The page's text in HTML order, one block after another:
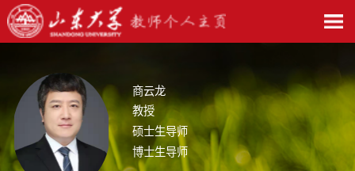
商云龙
教授
硕士生导师
博士生导师